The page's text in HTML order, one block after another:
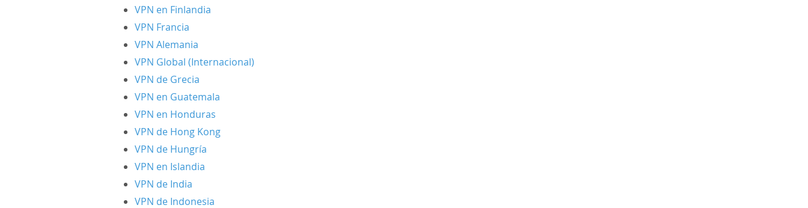
VPN en Finlandia
VPN Francia
VPN Alemania
VPN Global (Internacional)
VPN de Grecia
VPN en Guatemala
VPN en Honduras
VPN de Hong Kong
VPN de Hungría
VPN en Islandia
VPN de India
VPN de Indonesia